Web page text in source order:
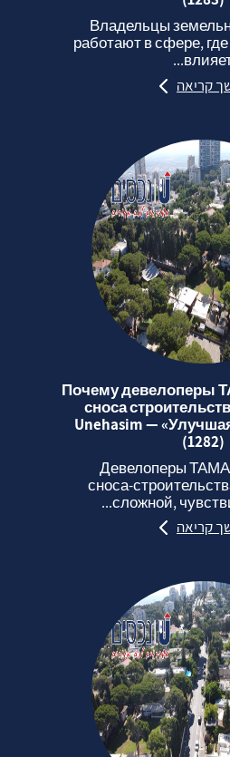
Владельцы
работают в сфере,
קריאה
Почему девелоперы
сноса
Unehasim —
(1282)
Девелоперы ТАМА
сложной,
קריאה